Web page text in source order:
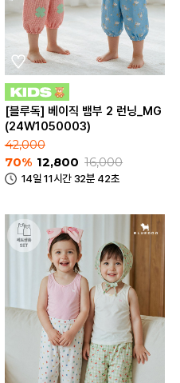
[블루독] 베이직 뱀부 2 런닝_MG
(24W1050003)
42,000
70% 12,800 16,000
14일 11시간 32분 42초